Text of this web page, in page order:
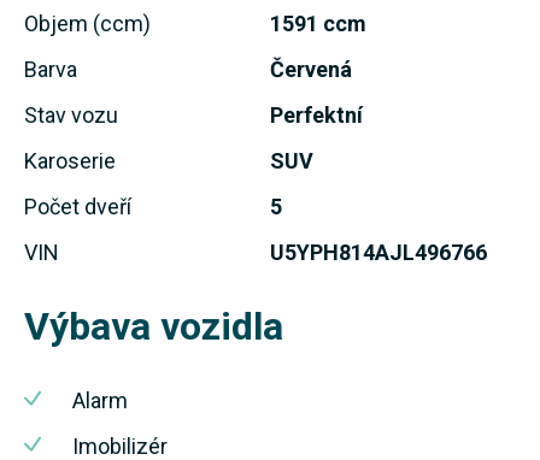
Objem (ccm)
1591 ccm
Barva
Červená
Stav vozu
Perfektní
Karoserie
SUV
Počet dveří
5
VIN
U5YPH814AJL496766
Výbava vozidla
Alarm
Imobilizér